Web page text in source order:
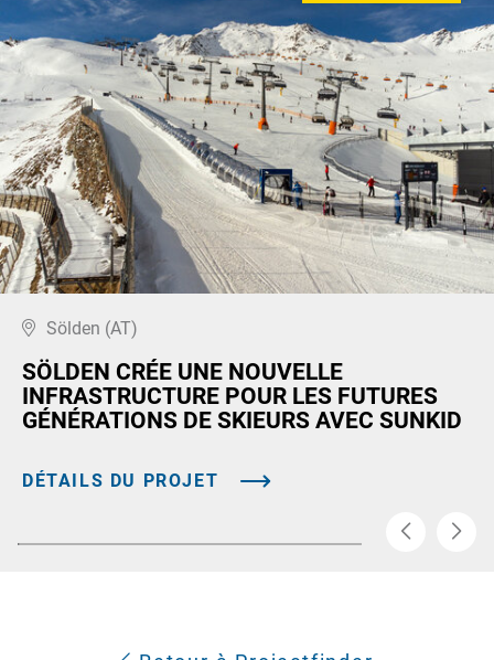
Sölden (AT)
SÖLDEN CRÉE UNE NOUVELLE
INFRASTRUCTURE POUR LES FUTURES
GÉNÉRATIONS DE SKIEURS AVEC SUNKID
DÉTAILS DU PROJET